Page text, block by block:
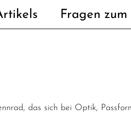
Fragen
das sich bei Optik,